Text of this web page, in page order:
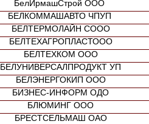
БелИрмашСтрой ООО
БЕЛКОММАШАВТО ЧПУП
БЕЛТЕРМОЛАЙН СООО
БЕЛТЕХАГРОПЛАСТООО
БЕЛТЕХКОМ ООО
БЕЛУНИВЕРСАЛПРОДУКТ УП
БЕЛЭНЕРГОКИП ООО
БИЗНЕС-ИНФОРМ ОДО
БЛЮМИНГ ООО
БРЕСТСЕЛЬМАШ ОАО